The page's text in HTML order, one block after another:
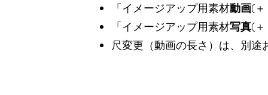
「イメージアップ用素材動画(
「イメージアップ用素材写真(
尺変更（動画の長さ）は、別